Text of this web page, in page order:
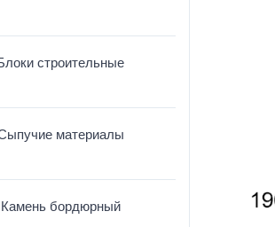
строительные
материалы
Камень бордюрный